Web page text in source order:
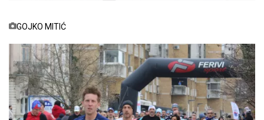
GOJKO MITIĆ